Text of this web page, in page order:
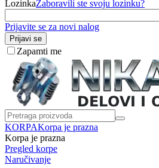
LozinkaZaboravili ste svoju lozinku?
Prijavite se za novi nalog
Prijavi se
Zapamti me
KORPAKorpa je prazna
Korpa je prazna
Pregled korpe
Naručivanje